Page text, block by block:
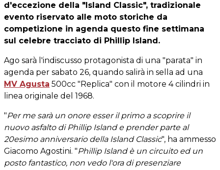
d'eccezione della "Island Classic", tradizionale
evento riservato alle moto storiche da
competizione in agenda questo fine settimana
sul celebre tracciato di Phillip Island.
Ago sarà l'indiscusso protagonista di una "parata" in
agenda per sabato 26, quando salirà in sella ad una
MV Agusta 500cc "Replica" con il motore 4 cilindri in
linea originale del 1968.
"Per me sarà un onore esser il primo a scoprire il
nuovo asfalto di Phillip Island e prender parte al
20esimo anniversario della Island Classic", ha ammesso
Giacomo Agostini. "Phillip Island è un circuito ed un
posto fantastico, non vedo l'ora di presenziare